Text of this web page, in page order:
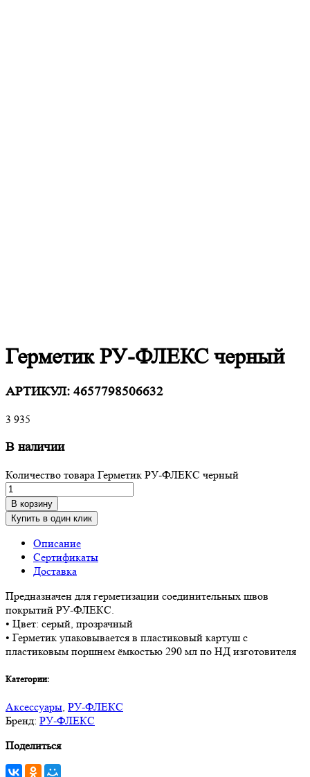
Герметик РУ-ФЛЕКС черный
АРТИКУЛ: 4657798506632
3 935
В наличии
Количество товара Герметик РУ-ФЛЕКС черный
В корзину
Купить в один клик
Описание
Сертификаты
Доставка
Предназначен для герметизации соединительных швов
покрытий РУ-ФЛЕКС.
• Цвет: серый, прозрачный
• Герметик упаковывается в пластиковый картуш с
пластиковым поршнем ёмкостью 290 мл по НД изготовителя
Категории:
Аксессуары, РУ-ФЛЕКС
Бренд: РУ-ФЛЕКС
Поделиться